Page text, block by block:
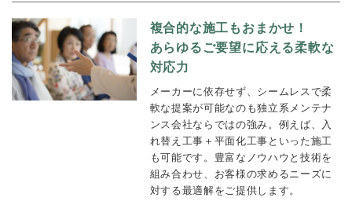
複合的な施工もおまかせ！
あらゆるご要望に応える柔軟な
対応力
メーカーに依存せず、シームレスで柔
軟な提案が可能なのも独立系メンテナ
ンス会社ならではの強み。例えば、入
れ替え工事＋平面化工事といった施工
も可能です。豊富なノウハウと技術を
組み合わせ、お客様の求めるニーズに
対する最適解をご提供します。